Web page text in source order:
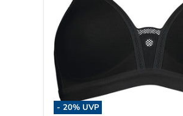
- 20% UVP